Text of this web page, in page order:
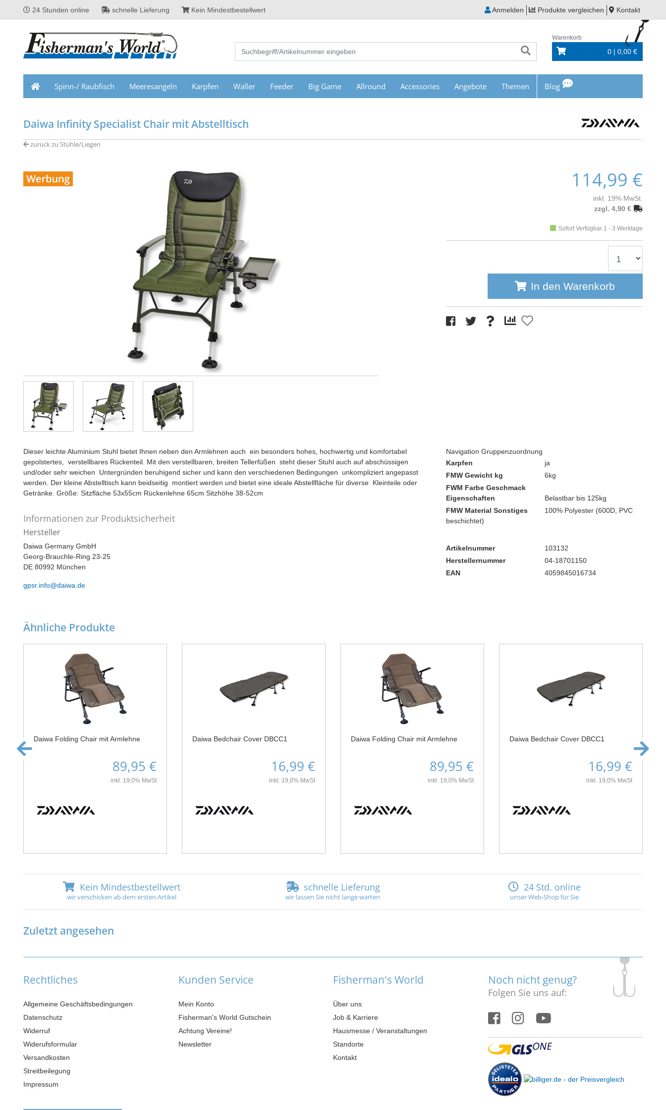
24 Stunden online schnelle Lieferung Kein Mindestbestellwert Anmelden Produkte vergleichen Kontakt
Warenkorb
0 | 0,00 €
Spinn-/ Raubfisch Meeresangeln Karpfen Waller Feeder Big Game Allround Accessories Angebote Themen Blog
Daiwa Infinity Specialist Chair mit Abstelltisch
zurück zu Stühle/Liegen
114,99 €
inkl. 19% MwSt.
zzgl. 4,90 €
Sofort Verfügbar 1 - 3 Werktage
In den Warenkorb
Dieser leichte Aluminium Stuhl bietet Ihnen neben den Armlehnen auch ein besonders hohes, hochwertig und komfortabel
gepolstertes, verstellbares Rückenteil. Mit den verstellbaren, breiten Tellerfüßen steht dieser Stuhl auch auf abschüssigen
und/oder sehr weichen Untergründen beruhigend sicher und kann den verschiedenen Bedingungen unkompliziert angepasst
werden. Der kleine Abstelltisch kann beidseitig montiert werden und bietet eine ideale Abstellfläche für diverse Kleinteile oder
Getränke. Größe: Sitzfläche 53x55cm Rückenlehne 65cm Sitzhöhe 38-52cm
Informationen zur Produktsicherheit
Hersteller
Daiwa Germany GmbH
Georg-Brauchle-Ring 23-25
DE 80992 München
gpsr.info@daiwa.de
Navigation Gruppenzuordnung
Karpfen
ja
FMW Gewicht kg
6kg
FWM Farbe Geschmack
Eigenschaften
Belastbar bis 125kg
FMW Material Sonstiges
100% Polyester (600D, PVC
beschichtet)
Artikelnummer
103132
Herstellernummer
04-18701150
EAN
4059845016734
Ähnliche Produkte
Daiwa Folding Chair mit Armlehne
89,95 €
inkl. 19,0% MwSt
Daiwa Bedchair Cover DBCC1
16,99 €
inkl. 19,0% MwSt
Daiwa Folding Chair mit Armlehne
89,95 €
inkl. 19,0% MwSt
Daiwa Bedchair Cover DBCC1
16,99 €
inkl. 19,0% MwSt
Kein Mindestbestellwert
wir verschicken ab dem ersten Artikel
schnelle Lieferung
wir lassen Sie nicht lange warten
24 Std. online
unser Web-Shop für Sie
Zuletzt angesehen
Rechtliches
Allgemeine Geschäftsbedingungen
Datenschutz
Widerruf
Widerufsformular
Versandkosten
Streitbeilegung
Impressum
Kunden Service
Mein Konto
Fisherman's World Gutschein
Achtung Vereine!
Newsletter
Fisherman's World
Über uns
Job & Karriere
Hausmesse / Veranstaltungen
Standorte
Kontakt
Noch nicht genug?
Folgen Sie uns auf: